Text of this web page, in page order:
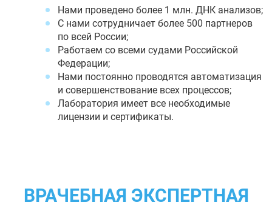
Нами проведено более 1 млн. ДНК анализов;
С нами сотрудничает более 500 партнеров
по всей России;
Работаем со всеми судами Российской
Федерации;
Нами постоянно проводятся автоматизация
и совершенствование всех процессов;
Лаборатория имеет все необходимые
лицензии и сертификаты.
ВРАЧЕБНАЯ ЭКСПЕРТНАЯ